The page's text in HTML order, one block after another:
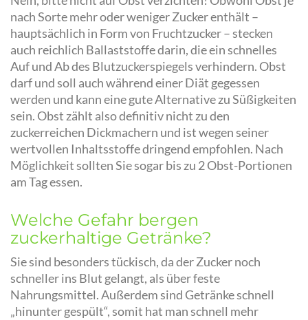
nach Sorte mehr oder weniger Zucker enthält –
hauptsächlich in Form von Fruchtzucker – stecken
auch reichlich Ballaststoffe darin, die ein schnelles
Auf und Ab des Blutzuckerspiegels verhindern. Obst
darf und soll auch während einer Diät gegessen
werden und kann eine gute Alternative zu Süßigkeiten
sein. Obst zählt also definitiv nicht zu den
zuckerreichen Dickmachern und ist wegen seiner
wertvollen Inhaltsstoffe dringend empfohlen. Nach
Möglichkeit sollten Sie sogar bis zu 2 Obst-Portionen
am Tag essen.
Welche Gefahr bergen
zuckerhaltige Getränke?
Sie sind besonders tückisch, da der Zucker noch
schneller ins Blut gelangt, als über feste
Nahrungsmittel. Außerdem sind Getränke schnell
„hinunter gespült“, somit hat man schnell mehr